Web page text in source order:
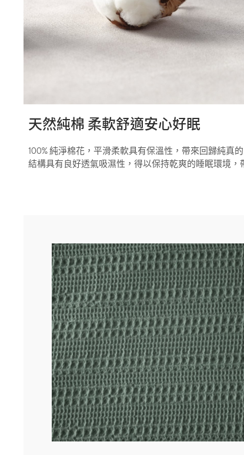
天然純棉 柔軟舒適安心好眠
100% 純淨棉花，平滑柔軟具有保溫性，帶來回歸純真
結構具有良好透氣吸濕性，得以保持乾爽的睡眠環境，